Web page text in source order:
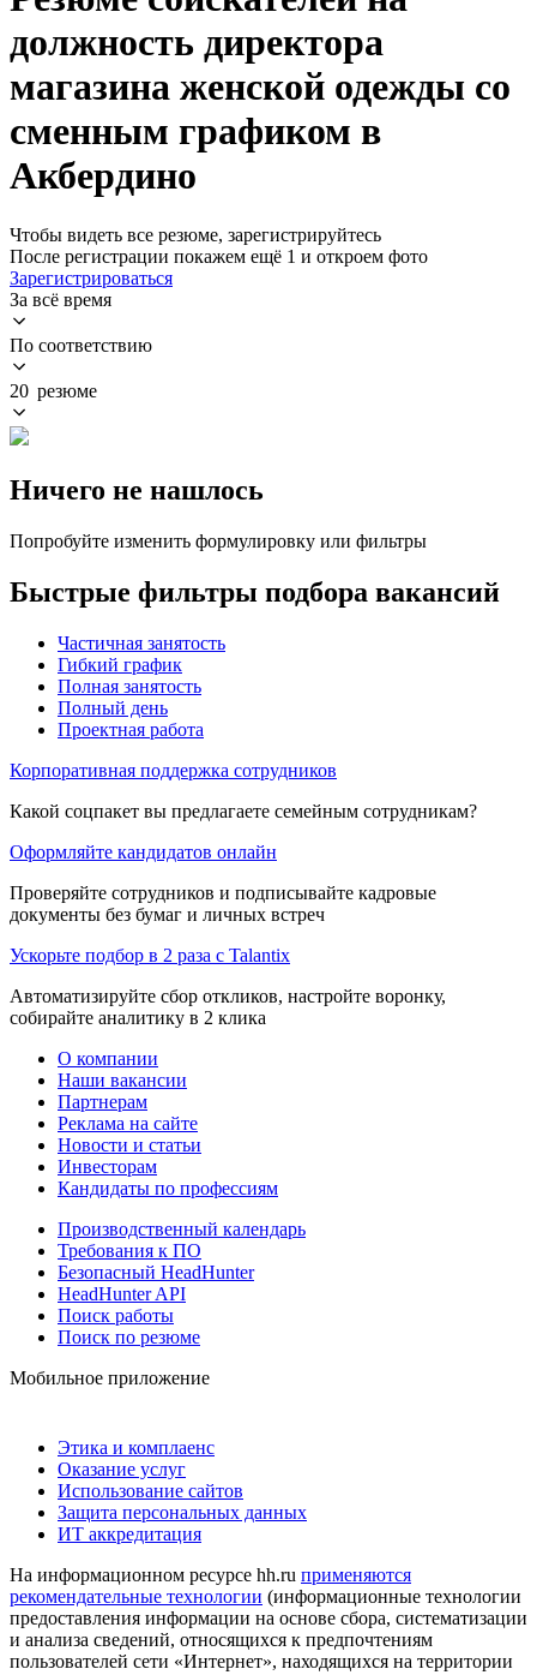
должность директора
магазина женской одежды со
сменным графиком в
Акбердино
Чтобы видеть все резюме, зарегистрируйтесь
После регистрации покажем ещё 1 и откроем фото
Зарегистрироваться
За всё время
По соответствию
20 резюме
Ничего не нашлось
Попробуйте изменить формулировку или фильтры
Быстрые фильтры подбора вакансий
Частичная занятость
Гибкий график
Полная занятость
Полный день
Проектная работа
Корпоративная поддержка сотрудников
Какой соцпакет вы предлагаете семейным сотрудникам?
Оформляйте кандидатов онлайн
Проверяйте сотрудников и подписывайте кадровые
документы без бумаг и личных встреч
Ускорьте подбор в 2 раза с Talantix
Автоматизируйте сбор откликов, настройте воронку,
собирайте аналитику в 2 клика
О компании
Наши вакансии
Партнерам
Реклама на сайте
Новости и статьи
Инвесторам
Кандидаты по профессиям
Производственный календарь
Требования к ПО
Безопасный HeadHunter
HeadHunter API
Поиск работы
Поиск по резюме
Мобильное приложение
Этика и комплаенс
Оказание услуг
Использование сайтов
Защита персональных данных
ИТ аккредитация
На информационном ресурсе hh.ru применяются
рекомендательные технологии (информационные технологии
предоставления информации на основе сбора, систематизации
и анализа сведений, относящихся к предпочтениям
пользователей сети «Интернет», находящихся на территории